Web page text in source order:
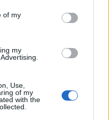
of my
my
Use,
of my
with the